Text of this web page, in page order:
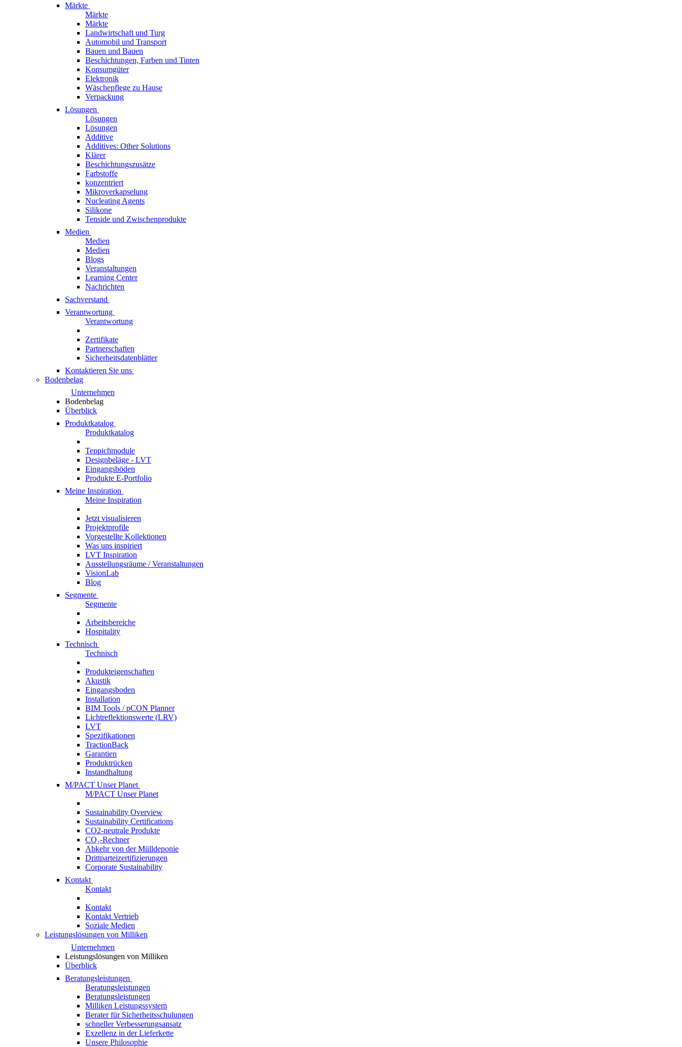
Märkte
Märkte
Märkte
Landwirtschaft und Turg
Automobil und Transport
Bauen und Bauen
Beschichtungen, Farben und Tinten
Konsumgüter
Elektronik
Wäschepflege zu Hause
Verpackung
Lösungen
Lösungen
Lösungen
Additive
Additives: Other Solutions
Klärer
Beschichtungszusätze
Farbstoffe
konzentriert
Mikroverkapselung
Nucleating Agents
Silikone
Tenside und Zwischenprodukte
Medien
Medien
Medien
Blogs
Veranstaltungen
Learning Center
Nachrichten
Sachverstand
Verantwortung
Verantwortung
Zertifikate
Partnerschaften
Sicherheitsdatenblätter
Kontaktieren Sie uns
Bodenbelag
Unternehmen
Bodenbelag
Überblick
Produktkatalog
Produktkatalog
Teppichmodule
Designbeläge - LVT
Eingangsböden
Produkte E-Portfolio
Meine Inspiration
Meine Inspiration
Jetzt visualisieren
Projektprofile
Vorgestellte Kollektionen
Was uns inspiriert
LVT Inspiration
Ausstellungsräume / Veranstaltungen
VisionLab
Blog
Segmente
Segmente
Arbeitsbereiche
Hospitality
Technisch
Technisch
Produkteigenschaften
Akustik
Eingangsboden
Installation
BIM Tools / pCON Planner
Lichtreflektionswerte (LRV)
LVT
Spezifikationen
TractionBack
Garantien
Produktrücken
Instandhaltung
M/PACT Unser Planet
M/PACT Unser Planet
Sustainability Overview
Sustainability Certifications
CO2-neutrale Produkte
CO₂-Rechner
Abkehr von der Mülldeponie
Drittparteizertifizierungen
Corporate Sustainability
Kontakt
Kontakt
Kontakt
Kontakt Vertrieb
Soziale Medien
Leistungslösungen von Milliken
Unternehmen
Leistungslösungen von Milliken
Überblick
Beratungsleistungen
Beratungsleistungen
Beratungsleistungen
Milliken Leistungssystem
Berater für Sicherheitsschulungen
schneller Verbesserungsansatz
Exzellenz in der Lieferkette
Unsere Philosophie